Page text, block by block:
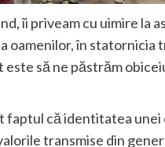
îi priveam cu uimire
oamenilor, în
să ne păstrăm
faptul că identitatea
transmise din